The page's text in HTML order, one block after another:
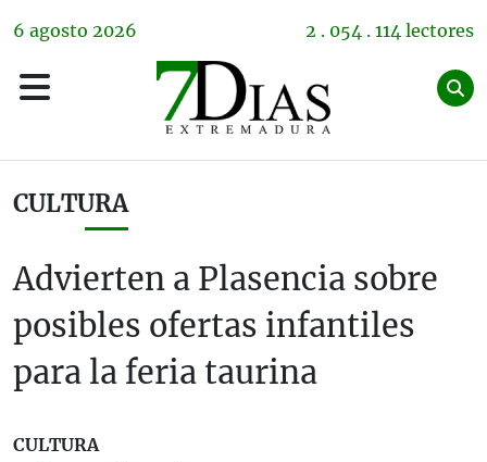
6 agosto 2026 2 . 054 . 114 lectores
CULTURA
Advierten a Plasencia sobre
posibles ofertas infantiles
para la feria taurina
CULTURA